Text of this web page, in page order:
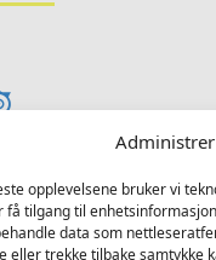
opplevelsene bruker vi
få tilgang til
data som
eller trekke tilbake samtykke
TripAdvisor